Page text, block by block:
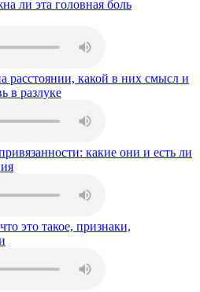
ли эта головная боль
какой в них смысл и
в разлуке
какие они и есть ли
это такое, признаки,